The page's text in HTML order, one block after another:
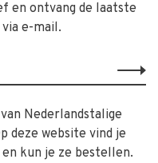
en ontvang de laatste
e-mail.
Nederlandstalige
deze website vind je
kun je ze bestellen.